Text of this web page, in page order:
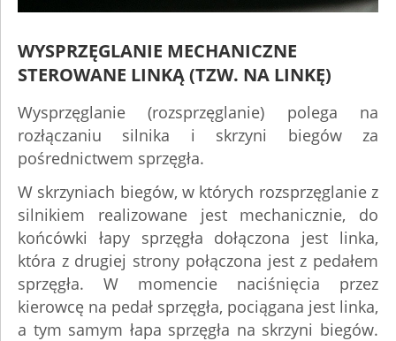
WYSPRZĘGLANIE MECHANICZNE
STEROWANE LINKĄ (TZW. NA LINKĘ)
Wysprzęglanie (rozsprzęglanie) polega na
rozłączaniu silnika i skrzyni biegów za
pośrednictwem sprzęgła.
W skrzyniach biegów, w których rozsprzęglanie z
silnikiem realizowane jest mechanicznie, do
końcówki łapy sprzęgła dołączona jest linka,
która z drugiej strony połączona jest z pedałem
sprzęgła. W momencie naciśnięcia przez
kierowcę na pedał sprzęgła, pociągana jest linka,
a tym samym łapa sprzęgła na skrzyni biegów.